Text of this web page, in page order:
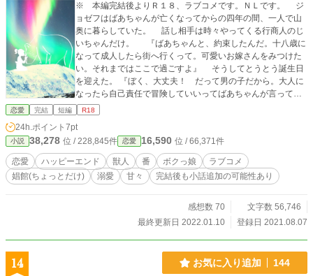
※ 本編完結後よりＲ１８、ラブコメです。ＮＬです。 ジ
ョゼフはばあちゃんが亡くなってからの四年の間、一人で山
奥に暮らしていた。 話し相手は時々やってくる行商人のじ
いちゃんだけ。 『ばあちゃんと、約束したんだ。十八歳に
なって成人したら街へ行くって。可愛いお嫁さんをみつけた
い。それまではここで過ごすよ』 そうしてとうとう誕生日
を迎えた。 『ぼく、大丈夫！ だって男の子だから。大人に
なったら自己責任で冒険していいってばあちゃんが言って
た』 リュックを背負い山を降りたが、さっそくトラブルに
ロイクだった。 人里離れた山奥で男として育てられ、祖母
が打ち明ける前に先立ってしまい、そのまま男だと思い込ん
でいる女の子が主役です。 そのためヒーローが振り回され
ます。 ＊ ２０話位+Ｒ(５話程度、Ｒ回は※つき) ＊ コ
メント欄はネタバレ配慮していないのでお気をつけ下さい。
恋愛 完結 短編 R18
24h.ポイント 7pt
小説 38,278 位 / 228,845件 恋愛 16,590 位 / 66,371件
恋愛 ハッピーエンド 獣人 番 ボクっ娘
ラブコメ
娼館(ちょっとだけ)
溺愛 甘々 完結後も小話追加の可能性あり
感想数 70
文字数 56,746
最終更新日 2022.01.10
登録日 2021.08.07
14 お気に入り追加 144